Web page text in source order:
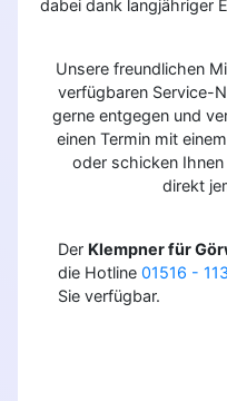
dabei dank langjähriger
Unsere freundlichen
verfügbaren Service-
gerne entgegen und
einen Termin mit
oder schicken
direkt
Der Klempner für
die Hotline 01516 -
Sie verfügbar.